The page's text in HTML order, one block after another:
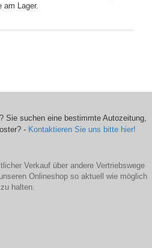
am Lager.
Sie suchen eine bestimmte Autozeitung,
- Kontaktieren Sie uns bitte hier!
Verkauf über andere Vertriebswege
Onlineshop so aktuell wie möglich
zu halten.